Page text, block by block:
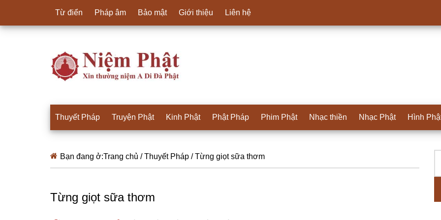
Từ điển Pháp âm Bảo mật Giới thiệu Liên hệ
Thuyết Pháp Truyện Phật Kinh Phật Phật Pháp Phim Phật Nhạc thiền Nhạc Phật Hình
Bạn đang ở:Trang chủ / Thuyết Pháp /Từng giọt sữa thơm
Từng giọt sữa thơm